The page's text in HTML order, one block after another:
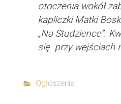
otoczenia wokół
kapliczki Matki
„Na Studzience”.
się przy wejściach
Ogłoszenia